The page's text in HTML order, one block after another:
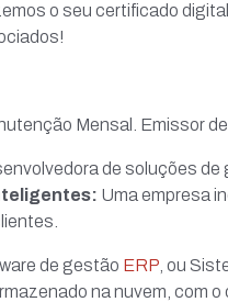
o seu certificado
Mensal. Emissor de
de soluções
Uma empresa
de gestão ERP , ou
na nuvem, com o